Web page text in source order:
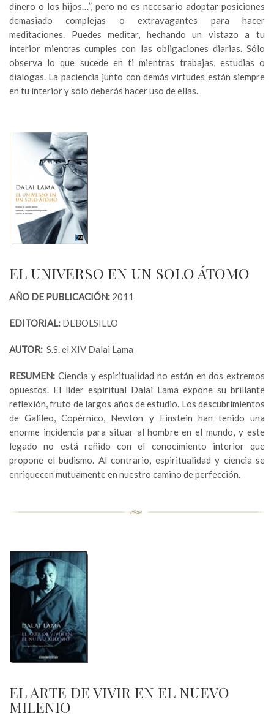
dinero o los hijos…”, pero no es necesario adoptar posiciones
demasiado complejas o extravagantes para hacer
meditaciones. Puedes meditar, hechando un vistazo a tu
interior mientras cumples con las obligaciones diarias. Sólo
observa lo que sucede en ti mientras trabajas, estudias o
dialogas. La paciencia junto con demás virtudes están siempre
en tu interior y sólo deberás hacer uso de ellas.
EL UNIVERSO EN UN SOLO ÁTOMO
AÑO DE PUBLICACIÓN: 2011
EDITORIAL: DEBOLSILLO
AUTOR: S.S. el XIV Dalai Lama
RESUMEN: Ciencia y espiritualidad no están en dos extremos
opuestos. El líder espiritual Dalai Lama expone su brillante
reflexión, fruto de largos años de estudio. Los descubrimientos
de Galileo, Copérnico, Newton y Einstein han tenido una
enorme incidencia para situar al hombre en el mundo, y este
legado no está reñido con el conocimiento interior que
propone el budismo. Al contrario, espiritualidad y ciencia se
enriquecen mutuamente en nuestro camino de perfección.
EL ARTE DE VIVIR EN EL NUEVO
MILENIO